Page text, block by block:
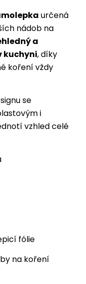
určená
nádob na
a
kuchyni, díky
koření vždy
se
i
vzhled celé
fólie
na koření